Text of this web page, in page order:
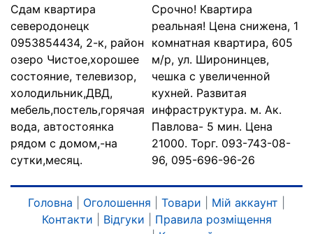
Сдам квартира
северодонецк
0953854434, 2-к, район
озеро Чистое,хорошее
состояние, телевизор,
холодильник,ДВД,
мебель,постель,горячая
вода, автостоянка
рядом с домом,-на
сутки,месяц.
Срочно! Квартира
реальная! Цена снижена, 1
комнатная квартира, 605
м/р, ул. Широнинцев,
чешка с увеличенной
кухней. Развитая
инфраструктура. м. Ак.
Павлова- 5 мин. Цена
21000. Торг. 093-743-08-
96, 095-696-96-26
Головна Оголошення Товари Мій аккаунт
Контакти
Відгуки
Правила розміщення